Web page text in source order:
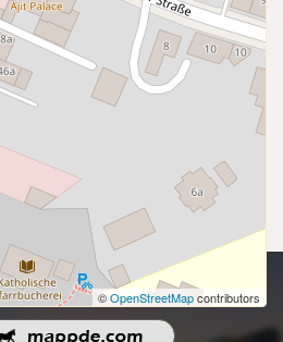
©OpenStreetMapcontributors
| Alle Rechte vorbehalten.